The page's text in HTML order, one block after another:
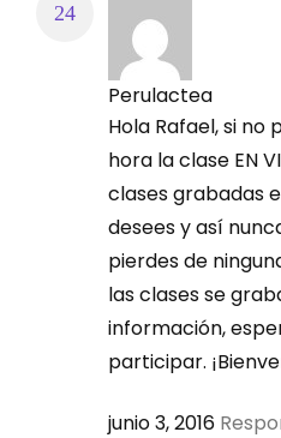
Perulactea
Hola Rafael, si
hora la clase EN
clases grabadas
desees y así
pierdes de
las clases se
información,
participar.
junio 3, 2016